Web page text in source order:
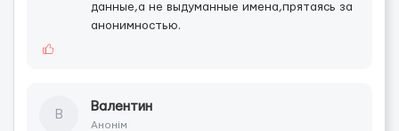
данные,а не выдуманные имена,прятаясь за
анонимностью.
В
Валентин
Анонім